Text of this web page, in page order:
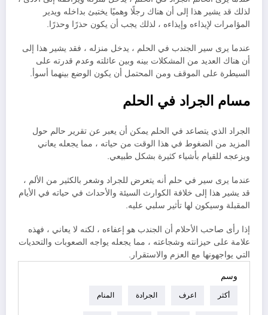
لذلك قد يشير هذا إلى أن هناك رجلًا وهميًا يختبئ بداخله ويدير
المؤامرات لإيذاءه وإيذاءه ، لذلك يجب أن يكون حذرًا وحذرًا.
عندما يرى سير الجندب في الحلم ، يدخل منزله ، فقد يشير هذا إلى
أن هناك العديد من المشكلات بينه وبين عائلته وعدم قدرته على
السيطرة على الموقف ومن المحتمل أن يكون الوضع بينهما أسوأ.
مسام الجراد في الحلم
الجراد الذي يتصاعد في الحلم يمكن أن يعبر عن تقرير حالم حول
المزيد من الضغوط في هذا الوقت من حياته ، مما يجعله يعاني
ويزعجه للقيام بأشياء كثيرة بشكل طبيعي.
عندما يرى سير في حلم أنه يتعرض للجراد وشعر بالكثير من الألم ،
قد يشير هذا إلى خلافة الكوارث السيئة والأحداث في حياته في الأيام
المقبلة وسيكون لها تأثير سلبي عليه.
إذا رأى صاحب الأحلام أن الجندب هو إعفاءه ، لكنه لا يعاني ، فهذه
علامة على حيزانته وشجاعته ، مما يجعله يواجه الصعوبات والتحديات
التي يواجهونها مع العزم والاستقرار.
وسم
أكثر اعرف الجرادة المنام